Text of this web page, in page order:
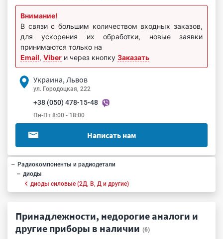
Внимание!
В связи с большим количеством входных заказов,
для ускорения их обработки, новые заявки
принимаются только на
Email, Viber и через кнопку Заказать
Украина, Львов
ул. Городоцкая, 222
+38 (050) 478-15-48
Пн-Пт 8:00 - 18:00
Написать нам
Радиокомпоненты и радиодетали
диоды
диоды силовые (2Д, В, Д и другие)
Принадлежности, недорогие аналоги и
другие приборы в наличии (6)